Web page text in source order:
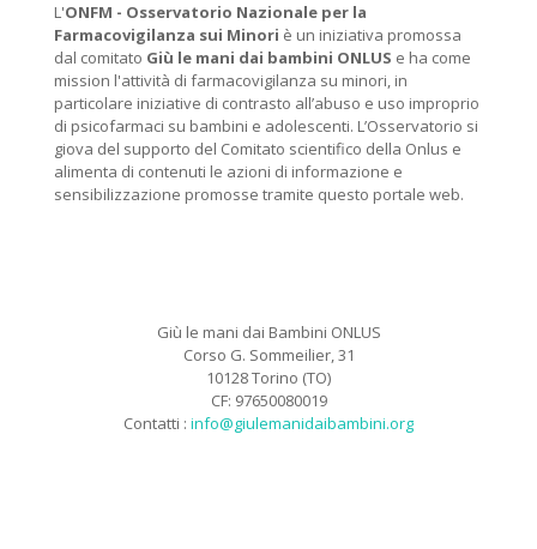
L'ONFM - Osservatorio Nazionale per la
Farmacovigilanza sui Minori è un iniziativa promossa
dal comitato Giù le mani dai bambini ONLUS e ha come
mission l'attività di farmacovigilanza su minori, in
particolare iniziative di contrasto all’abuso e uso improprio
di psicofarmaci su bambini e adolescenti. L’Osservatorio si
giova del supporto del Comitato scientifico della Onlus e
alimenta di contenuti le azioni di informazione e
sensibilizzazione promosse tramite questo portale web.
Giù le mani dai Bambini ONLUS
Corso G. Sommeilier, 31
10128 Torino (TO)
CF: 97650080019
Contatti : info@giulemanidaibambini.org